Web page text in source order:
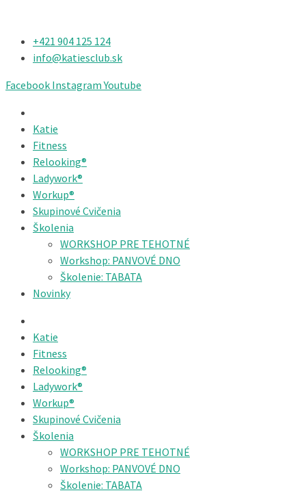
+421 904 125 124​
info@katiesclub.sk
Facebook Instagram Youtube
Katie
Fitness
Relooking®
Ladywork®
Workup®
Skupinové Cvičenia
Školenia
WORKSHOP PRE TEHOTNÉ
Workshop: PANVOVÉ DNO
Školenie: TABATA
Novinky
Katie
Fitness
Relooking®
Ladywork®
Workup®
Skupinové Cvičenia
Školenia
WORKSHOP PRE TEHOTNÉ
Workshop: PANVOVÉ DNO
Školenie: TABATA